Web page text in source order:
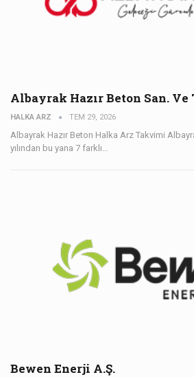
Albayrak Hazır Beton San. Ve
HALKA ARZ TEM 29, 2026
Albayrak Hazır Beton Halka Arz Takvimi
yılından bu yana 7 farklı…
Bewen Enerji A.Ş.